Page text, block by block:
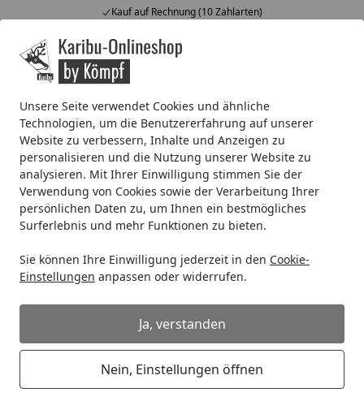
Unsere Seite verwendet Cookies und ähnliche
Technologien, um die Benutzererfahrung auf unserer
Website zu verbessern, Inhalte und Anzeigen zu
personalisieren und die Nutzung unserer Website zu
analysieren. Mit Ihrer Einwilligung stimmen Sie der
Verwendung von Cookies sowie der Verarbeitung Ihrer
persönlichen Daten zu, um Ihnen ein bestmögliches
Surferlebnis und mehr Funktionen zu bieten.
Sie können Ihre Einwilligung jederzeit in den Cookie-
Einstellungen anpassen oder widerrufen.
Ja, verstanden
Nein, Einstellungen öffnen
Kauf auf Rechnung (10 Zahlarten)
Alle Produkte
Mein Konto
Startseite
Fundamentarten
Fundament für das Gartenhaus
Lesezeit: 4 min.
Erstellt am: 01.06.2021
Fundamente kommen wann in Frage?
machen sich Gedanken, um die möglichen
Fundamentarten? Wir erklären Ihnen hier, welche Arten
es gibt und worin sich diese unterscheiden.